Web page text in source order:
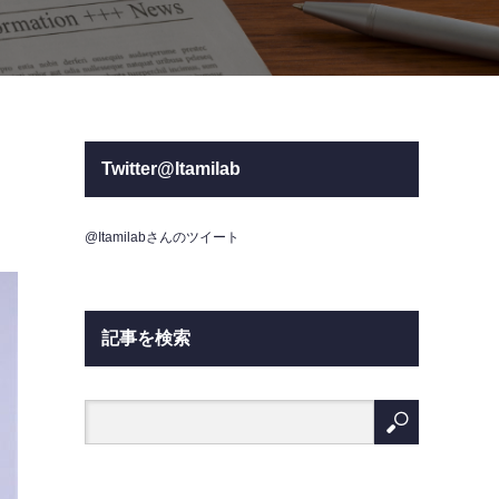
Twitter@Itamilab
@Itamilabさんのツイート
記事を検索